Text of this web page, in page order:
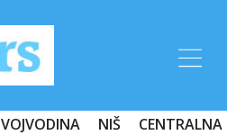
VOJVODINA NIŠ CENTRALNA